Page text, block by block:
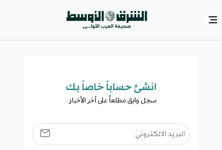
انشئ حساباً خاصاً بك​
سجل وابق مطلعاً على آخر الأخبار ​